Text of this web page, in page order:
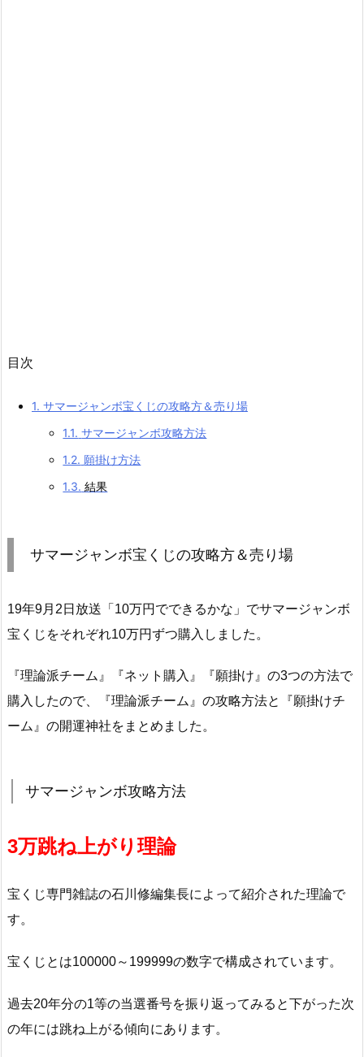
目次
1. サマージャンボ宝くじの攻略方＆売り場
1.1. サマージャンボ攻略方法
1.2. 願掛け方法
1.3. 結果
サマージャンボ宝くじの攻略方＆売り場
19年9月2日放送「10万円でできるかな」でサマージャンボ
宝くじをそれぞれ10万円ずつ購入しました。
『理論派チーム』『ネット購入』『願掛け』の3つの方法で
購入したので、『理論派チーム』の攻略方法と『願掛けチ
ーム』の開運神社をまとめました。
サマージャンボ攻略方法
3万跳ね上がり理論
宝くじ専門雑誌の石川修編集長によって紹介された理論で
す。
宝くじとは100000～199999の数字で構成されています。
過去20年分の1等の当選番号を振り返ってみると下がった次
の年には跳ね上がる傾向にあります。